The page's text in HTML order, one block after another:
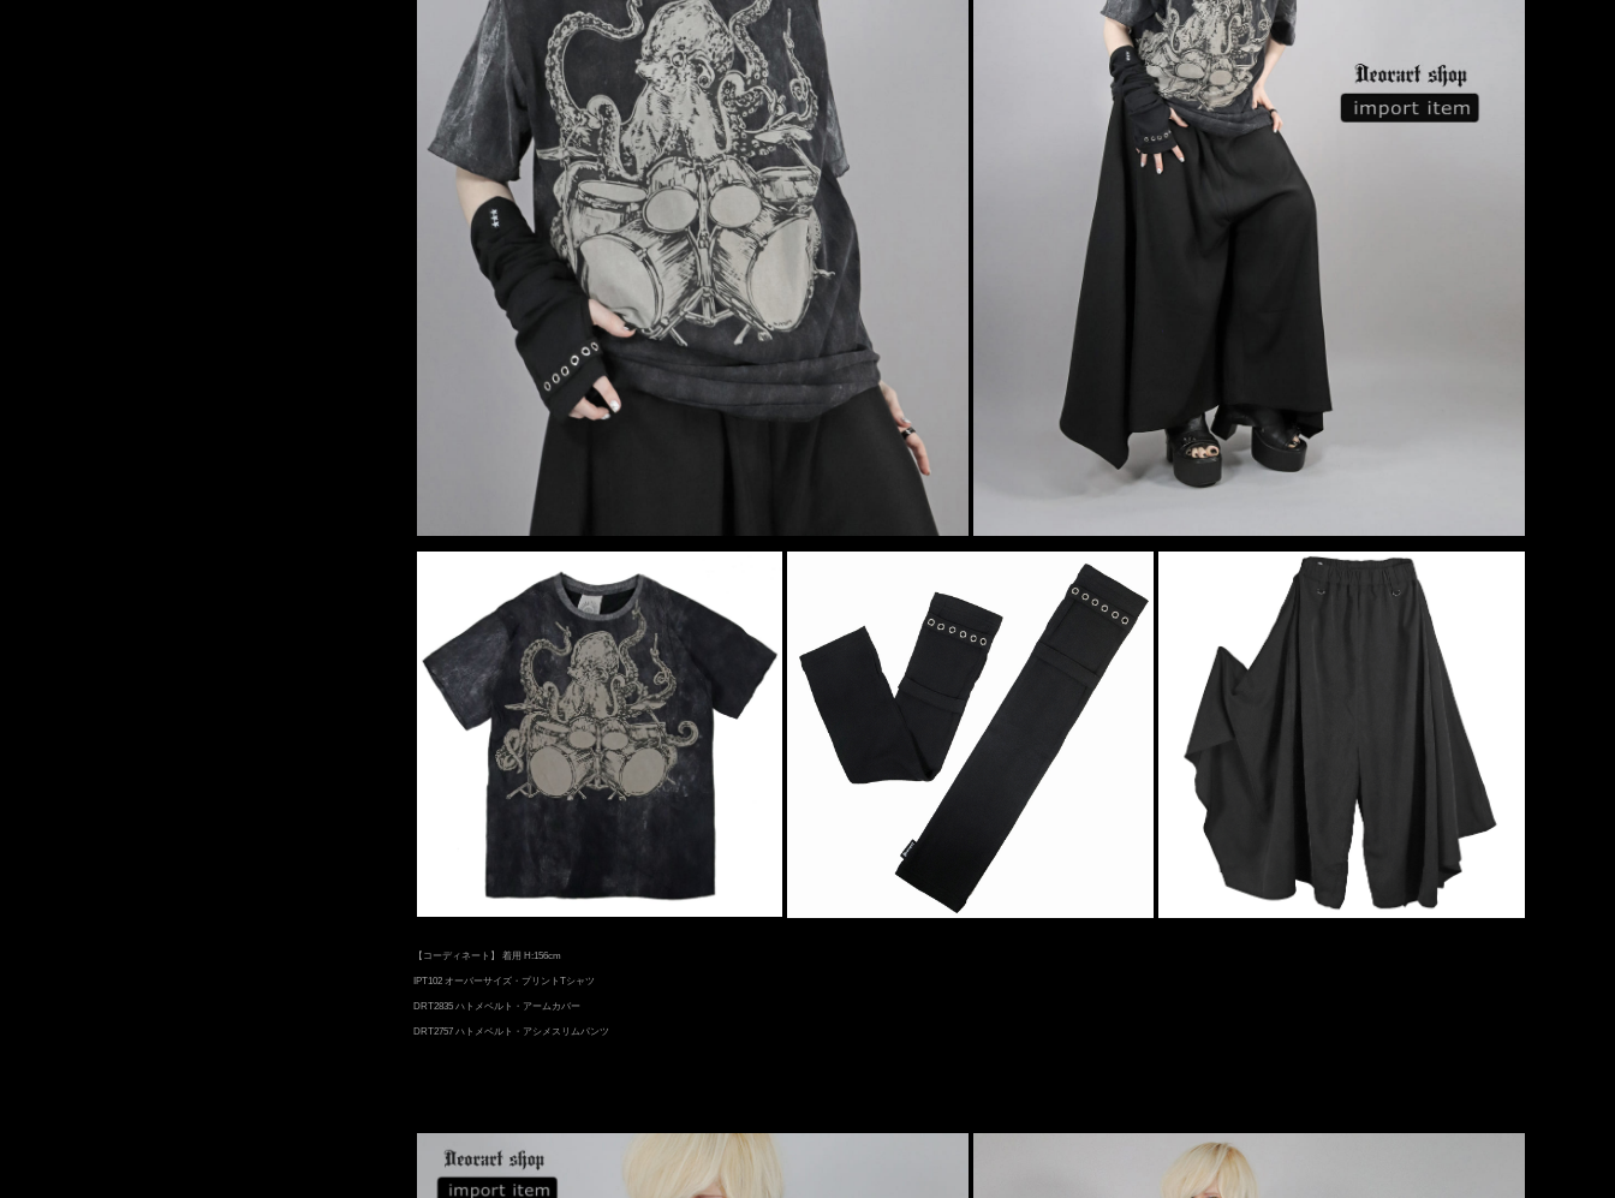
【コーディネート】 着用 H:156cm
IPT102 オーバーサイズ・プリントTシャツ
DRT2835 ハトメベルト・アームカバー
DRT2757 ハトメベルト・アシメスリムパンツ